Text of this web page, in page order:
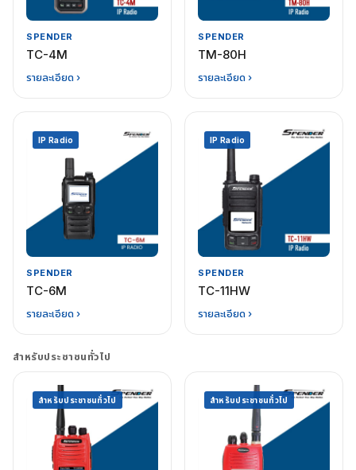
SPENDER
TC-4M
รายละเอียด ›
SPENDER
TM-80H
รายละเอียด ›
IP Radio
SPENDER
TC-6M
รายละเอียด ›
IP Radio
SPENDER
TC-11HW
รายละเอียด ›
สำหรับประชาชนทั่วไป
สำหรับประชาชนทั่วไป สำหรับประชาชนทั่วไป